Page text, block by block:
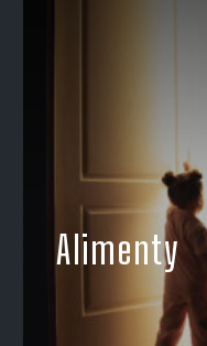
Alimenty